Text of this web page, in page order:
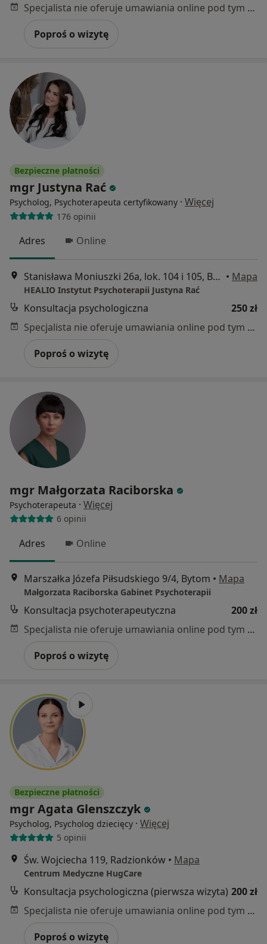
Specjalista nie oferuje umawiania online pod tym adresem.
Poproś o wizytę
Bezpieczne płatności
mgr Justyna Rać
Psycholog, Psychoterapeuta certyfikowany · Więcej
176 opinii
Adres Online
Stanisława Moniuszki 26a, lok. 104 i 105, Bytom • Mapa
HEALIO Instytut Psychoterapii Justyna Rać
Konsultacja psychologiczna
250 zł
Specjalista nie oferuje umawiania online pod tym adresem.
Poproś o wizytę
mgr Małgorzata Raciborska
Psychoterapeuta · Więcej
6 opinii
Adres Online
Marszałka Józefa Piłsudskiego 9/4, Bytom • Mapa
Małgorzata Raciborska Gabinet Psychoterapii
Konsultacja psychoterapeutyczna
200 zł
Specjalista nie oferuje umawiania online pod tym adresem.
Poproś o wizytę
Bezpieczne płatności
mgr Agata Glenszczyk
Psycholog, Psycholog dziecięcy · Więcej
5 opinii
Św. Wojciecha 119, Radzionków • Mapa
Centrum Medyczne HugCare
Konsultacja psychologiczna (pierwsza wizyta) 200 zł
Specjalista nie oferuje umawiania online pod tym adresem.
Poproś o wizytę